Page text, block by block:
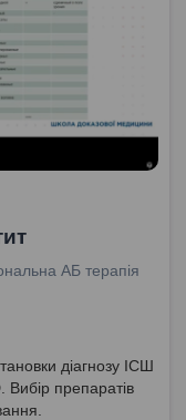
АБ терапія
діагнозу ІСШ
Вибір препаратів